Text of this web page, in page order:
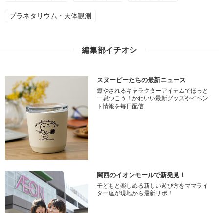
プラネタリウム・天体観測
編集部イチオシ
スヌーピーたちの最新ニュース
癒やされるキャラクターアイテムでほっと
一息つこう！かわいい最新グッズやイベン
ト情報を毎日配信
関西のイオンモールで新発見！
子どもと楽しめる新しい遊び方をママライ
ター達が現地から最新リポ！